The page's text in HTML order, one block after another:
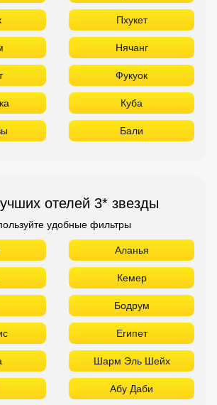
Пхукет
Нячанг
Фукуок
Куба
Бали
отелей 3* звезды
удобные фильтры
Аланья
Кемер
Бодрум
Египет
Шарм Эль Шейх
Абу Даби